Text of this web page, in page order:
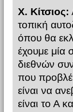
Χ. Κίτσιος:
τοπική
όπου θα
έχουμε μία
διεθνών
που
είναι να
είναι το Α